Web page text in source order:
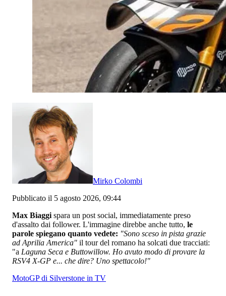
Mirko Colombi
Pubblicato il 5 agosto 2026, 09:44
Max Biaggi spara un post social, immediatamente preso
d'assalto dai follower. L'immagine direbbe anche tutto, le
parole spiegano quanto vedete: "Sono sceso in pista grazie
ad Aprilia America" il tour del romano ha solcati due tracciati:
"a Laguna Seca e Buttowillow. Ho avuto modo di provare la
RSV4 X-GP e... che dire? Uno spettacolo!"
MotoGP di Silverstone in TV